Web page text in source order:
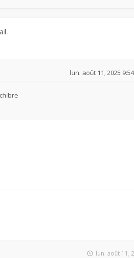
lun. août 11, 2025
lun. août 11,